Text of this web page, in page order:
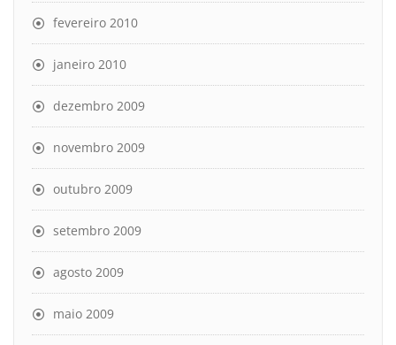
fevereiro 2010
janeiro 2010
dezembro 2009
novembro 2009
outubro 2009
setembro 2009
agosto 2009
maio 2009